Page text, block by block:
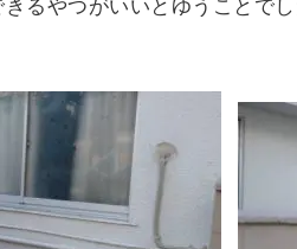
るやつがいいとゆうことで